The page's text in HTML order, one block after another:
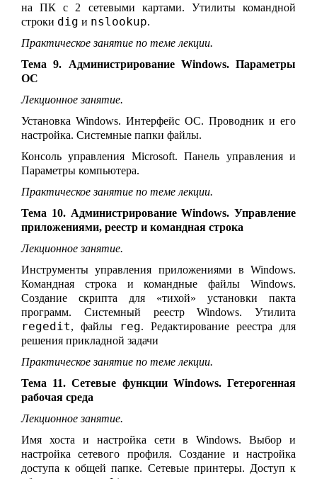
на ПК с 2 сетевыми картами. Утилиты командной
строки dig и nslookup.
Практическое занятие по теме лекции.
Тема 9. Администрирование Windows. Параметры
ОС
Лекционное занятие.
Установка Windows. Интерфейс ОС. Проводник и его
настройка. Системные папки файлы.
Консоль управления Microsoft. Панель управления и
Параметры компьютера.
Практическое занятие по теме лекции.
Тема 10. Администрирование Windows. Управление
приложениями, реестр и командная строка
Лекционное занятие.
Инструменты управления приложениями в Windows.
Командная строка и командные файлы Windows.
Создание скрипта для «тихой» установки пакта
программ. Системный реестр Windows. Утилита
regedit, файлы reg. Редактирование реестра для
решения прикладной задачи
Практическое занятие по теме лекции.
Тема 11. Сетевые функции Windows. Гетерогенная
рабочая среда
Лекционное занятие.
Имя хоста и настройка сети в Windows. Выбор и
настройка сетевого профиля. Создание и настройка
доступа к общей папке. Сетевые принтеры. Доступ к